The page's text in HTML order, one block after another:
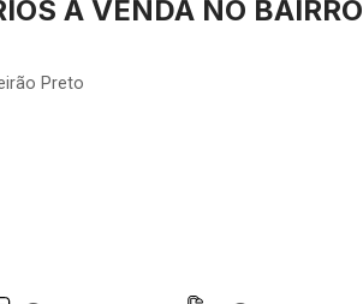
À VENDA NO BAIRRO
Preto